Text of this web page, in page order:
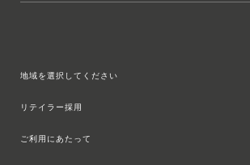
地域を選択してください
リテイラー採用
ご利用にあたって